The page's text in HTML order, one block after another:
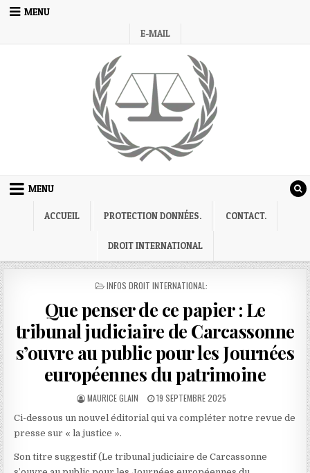
Skip
MENU
E-MAIL
MENU
ACCUEIL PROTECTION DONNÉES. CONTACT.
DROIT INTERNATIONAL
POSTED
INFOS DROIT INTERNATIONAL:
Que penser de ce papier : Le
tribunal judiciaire de Carcassonne
s’ouvre au public pour les Journées
européennes du patrimoine
AUTHOR:
MAURICE GLAIN
PUBLISHED
19 SEPTEMBRE 2025
Ci-dessous un nouvel éditorial qui va compléter notre revue de
presse sur « la justice ».
Son titre suggestif (Le tribunal judiciaire de Carcassonne